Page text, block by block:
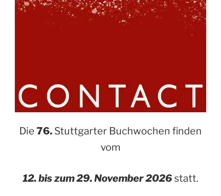
Die 76. Stuttgarter Buchwochen finden
vom
12. bis zum 29. November 2026statt.